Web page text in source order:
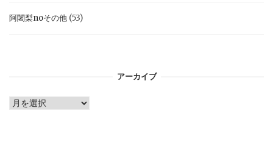
阿闍梨noその他 (53)
アーカイブ
ア